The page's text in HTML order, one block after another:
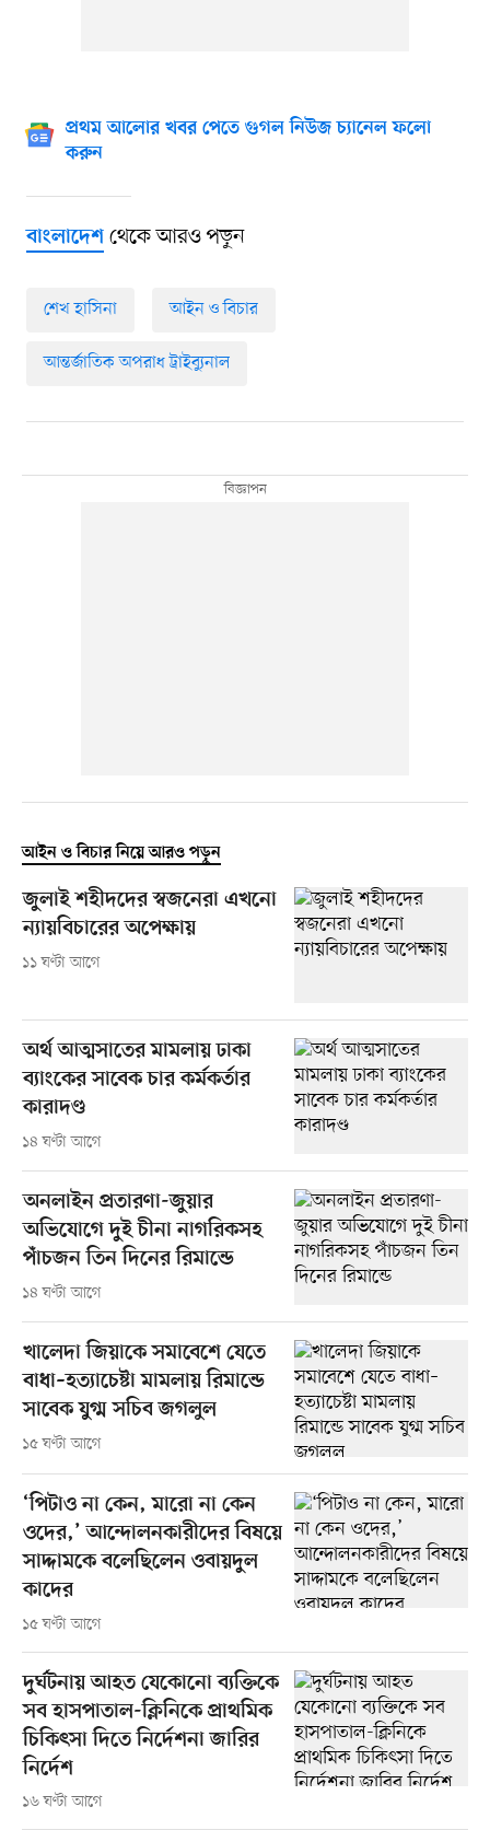
প্রথম আলোর খবর পেতে গুগল নিউজ চ্যানেল ফলো
করুন
বাংলাদেশথেকে আরও পড়ুন
শেখ হাসিনা আইন ও বিচার
আন্তর্জাতিক অপরাধ ট্রাইব্যুনাল
আইন ও বিচার নিয়ে আরও পড়ুন
জুলাই শহীদদের স্বজনেরা এখনো
ন্যায়বিচারের অপেক্ষায়
১১ ঘণ্টা আগে
অর্থ আত্মসাতের মামলায় ঢাকা
ব্যাংকের সাবেক চার কর্মকর্তার
কারাদণ্ড
১৪ ঘণ্টা আগে
অনলাইন প্রতারণা-জুয়ার
অভিযোগে দুই চীনা নাগরিকসহ
পাঁচজন তিন দিনের রিমান্ডে
১৪ ঘণ্টা আগে
খালেদা জিয়াকে সমাবেশে যেতে
বাধা–হত্যাচেষ্টা মামলায় রিমান্ডে
সাবেক যুগ্ম সচিব জগলুল
১৫ ঘণ্টা আগে
‘পিটাও না কেন, মারো না কেন
ওদের,’ আন্দোলনকারীদের বিষয়ে
সাদ্দামকে বলেছিলেন ওবায়দুল
কাদের
১৫ ঘণ্টা আগে
দুর্ঘটনায় আহত যেকোনো ব্যক্তিকে
সব হাসপাতাল-ক্লিনিকে প্রাথমিক
চিকিৎসা দিতে নির্দেশনা জারির
নির্দেশ
১৬ ঘণ্টা আগে